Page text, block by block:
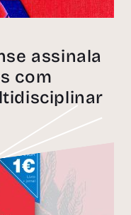
assinala
com